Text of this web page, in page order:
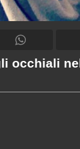
occhiali